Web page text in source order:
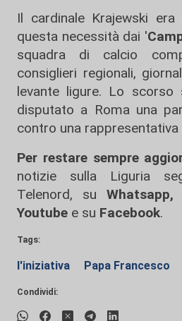
Il cardinale Krajewski
questa necessità dai '
squadra di calcio
consiglieri regionali,
levante ligure. Lo scorso
disputato a Roma una
contro una rappresentativa
Per restare sempre
notizie sulla Liguria
Telenord, su
Whatsapp,
Youtube e su Facebook.
Tags:
l'iniziativa Papa Francesco
Condividi: